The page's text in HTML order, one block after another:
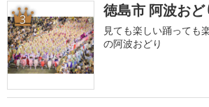
3 徳島市 阿波お
見ても楽しい踊っても
の阿波おどり